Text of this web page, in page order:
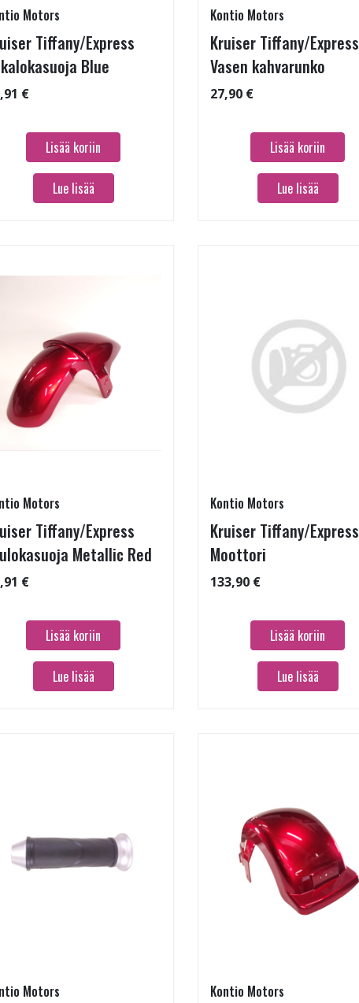
Motors
Tiffany/Express
Blue
€
Lisää koriin
Lue lisää
Kontio Motors
Kruiser Tiffany/Express
Vasen kahvarunko
27,90 €
Lisää koriin
Lue lisää
Motors
Tiffany/Express
Metallic Red
€
Lisää koriin
Lue lisää
Kontio Motors
Kruiser Tiffany/Express
Moottori
133,90 €
Lisää koriin
Lue lisää
Motors Kontio Motors